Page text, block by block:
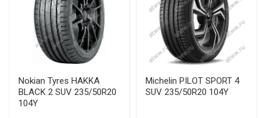
Nokian Tyres HAKKA
BLACK 2 SUV 235/50R20
104Y
Michelin PILOT SPORT 4
SUV 235/50R20 104Y